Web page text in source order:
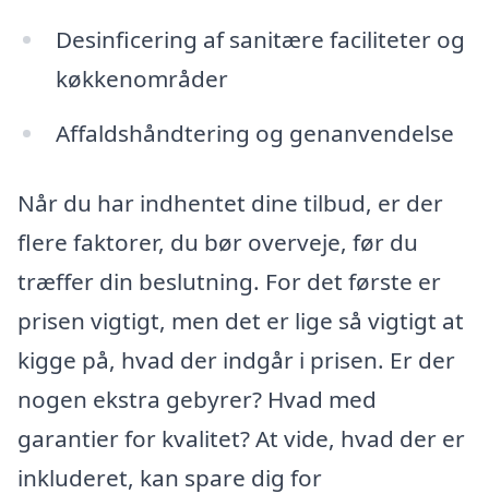
Desinficering af sanitære faciliteter og
køkkenområder
Affaldshåndtering og genanvendelse
Når du har indhentet dine tilbud, er der
flere faktorer, du bør overveje, før du
træffer din beslutning. For det første er
prisen vigtigt, men det er lige så vigtigt at
kigge på, hvad der indgår i prisen. Er der
nogen ekstra gebyrer? Hvad med
garantier for kvalitet? At vide, hvad der er
inkluderet, kan spare dig for